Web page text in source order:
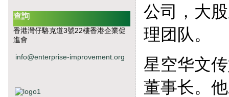
查詢
香港灣仔駱克道3號22樓香港企業促
進會
info@enterprise-improvement.org
公司，大
理团队。
星空华文
董事长。